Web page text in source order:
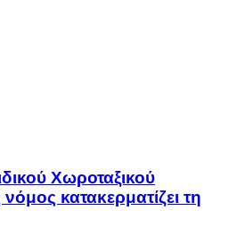
Χωροταξικού
κατακερματίζει τη